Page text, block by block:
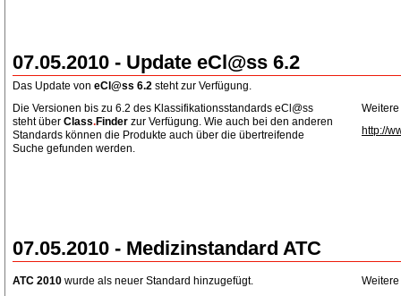
07.05.2010 - Update eCl@ss 6.2
Das Update von eCl@ss 6.2 steht zur Verfügung.
Die Versionen bis zu 6.2 des Klassifikationsstandards eCl@ss
steht über Class.Finder zur Verfügung. Wie auch bei den anderen
Standards können die Produkte auch über die übertreifende
Suche gefunden werden.
http://
07.05.2010 - Medizinstandard ATC
ATC 2010 wurde als neuer Standard hinzugefügt.